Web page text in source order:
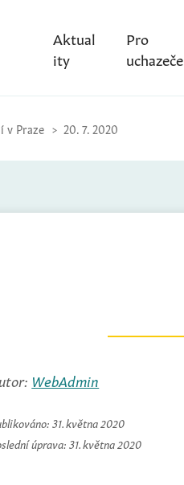
Aktual
ity
Pro
uchazeče
v Praze 20. 7. 2020
WebAdmin
31. května 2020
úprava: 31. května 2020